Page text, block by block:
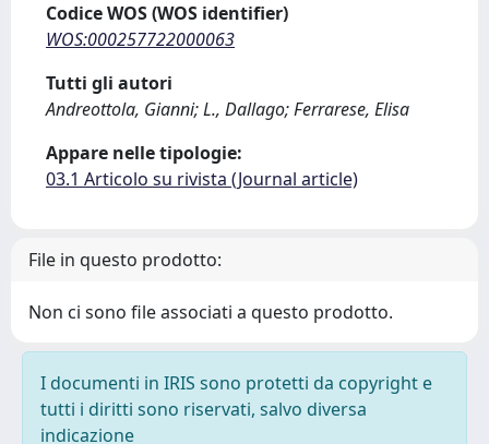
Codice WOS (WOS identifier)
WOS:000257722000063
Tutti gli autori
Andreottola, Gianni; L., Dallago; Ferrarese, Elisa
Appare nelle tipologie:
03.1 Articolo su rivista (Journal article)
File in questo prodotto:
Non ci sono file associati a questo prodotto.
I documenti in IRIS sono protetti da copyright e
tutti i diritti sono riservati, salvo diversa
indicazione